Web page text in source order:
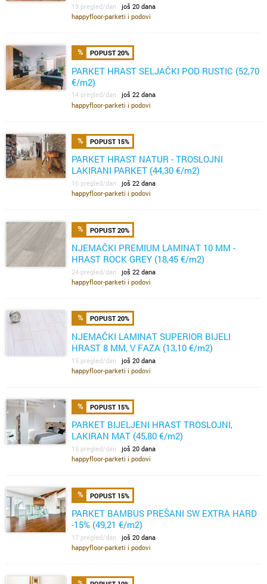
19 pregled/dan još 20 dana
happyfloor-parketi i podovi
POPUST 20%
PARKET HRAST SELJAČKI POD RUSTIC (52,70
€/m2)
14 pregled/dan još 22 dana
happyfloor-parketi i podovi
POPUST 15%
PARKET HRAST NATUR - TROSLOJNI
LAKIRANI PARKET (44,30 €/m2)
16 pregled/dan još 22 dana
happyfloor-parketi i podovi
POPUST 20%
NJEMAČKI PREMIUM LAMINAT 10 MM -
HRAST ROCK GREY (18,45 €/m2)
24 pregled/dan još 22 dana
happyfloor-parketi i podovi
POPUST 20%
NJEMAČKI LAMINAT SUPERIOR BIJELI
HRAST 8 MM, V FAZA (13,10 €/m2)
15 pregled/dan još 20 dana
happyfloor-parketi i podovi
POPUST 15%
PARKET BIJELJENI HRAST TROSLOJNI,
LAKIRAN MAT (45,80 €/m2)
15 pregled/dan još 20 dana
happyfloor-parketi i podovi
POPUST 15%
PARKET BAMBUS PREŠANI SW EXTRA HARD
-15% (49,21 €/m2)
17 pregled/dan još 20 dana
happyfloor-parketi i podovi